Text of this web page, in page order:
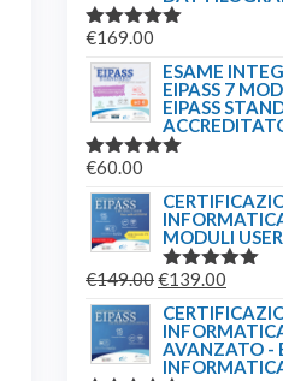
VALUTATO
5.00SU 5
€169.00
ESAME
EIPASS 7
EIPASS
VALUTATO
5.00SU 5
€60.00
MODULI USER
VALUTATO
€149.00IL
PREZZO
ORIGINALE
ERA:
€139.00
È:
AVANZATO -